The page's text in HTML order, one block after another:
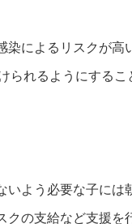
によるリスクが
れるようにするこ
よう必要な子には
の支給など支援を